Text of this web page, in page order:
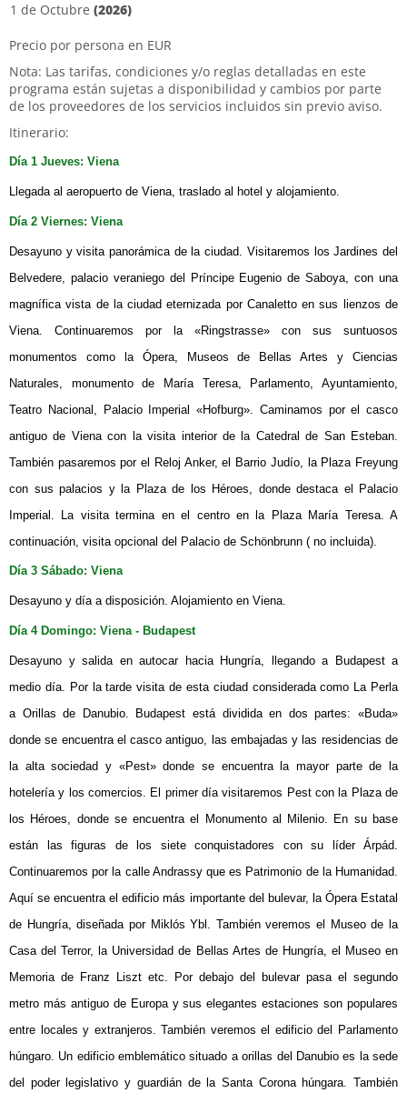
1 de Octubre (2026)
Precio por persona en EUR
Nota: Las tarifas, condiciones y/o reglas detalladas en este
programa están sujetas a disponibilidad y cambios por parte
de los proveedores de los servicios incluidos sin previo aviso.
Itinerario:
Día 1 Jueves: Viena
Llegada al aeropuerto de Viena, traslado al hotel y alojamiento.
Día 2 Viernes: Viena
Desayuno y visita panorámica de la ciudad. Visitaremos los Jardines del
Belvedere, palacio veraniego del Príncipe Eugenio de Saboya, con una
magnífica vista de la ciudad eternizada por Canaletto en sus lienzos de
Viena. Continuaremos por la «Ringstrasse» con sus suntuosos
monumentos como la Ópera, Museos de Bellas Artes y Ciencias
Naturales, monumento de María Teresa, Parlamento, Ayuntamiento,
Teatro Nacional, Palacio Imperial «Hofburg». Caminamos por el casco
antiguo de Viena con la visita interior de la Catedral de San Esteban.
También pasaremos por el Reloj Anker, el Barrio Judío, la Plaza Freyung
con sus palacios y la Plaza de los Héroes, donde destaca el Palacio
Imperial. La visita termina en el centro en la Plaza María Teresa. A
continuación, visita opcional del Palacio de Schönbrunn ( no incluida).
Día 3 Sábado: Viena
Desayuno y día a disposición. Alojamiento en Viena.
Día 4 Domingo: Viena - Budapest
Desayuno y salida en autocar hacia Hungría, llegando a Budapest a
medio día. Por la tarde visita de esta ciudad considerada como La Perla
a Orillas de Danubio. Budapest está dividida en dos partes: «Buda»
donde se encuentra el casco antiguo, las embajadas y las residencias de
la alta sociedad y «Pest» donde se encuentra la mayor parte de la
hotelería y los comercios. El primer día visitaremos Pest con la Plaza de
los Héroes, donde se encuentra el Monumento al Milenio. En su base
están las figuras de los siete conquistadores con su líder Árpád.
Continuaremos por la calle Andrassy que es Patrimonio de la Humanidad.
Aquí se encuentra el edificio más importante del bulevar, la Ópera Estatal
de Hungría, diseñada por Miklós Ybl. También veremos el Museo de la
Casa del Terror, la Universidad de Bellas Artes de Hungría, el Museo en
Memoria de Franz Liszt etc. Por debajo del bulevar pasa el segundo
metro más antiguo de Europa y sus elegantes estaciones son populares
entre locales y extranjeros. También veremos el edificio del Parlamento
húngaro. Un edificio emblemático situado a orillas del Danubio es la sede
del poder legislativo y guardián de la Santa Corona húngara. También